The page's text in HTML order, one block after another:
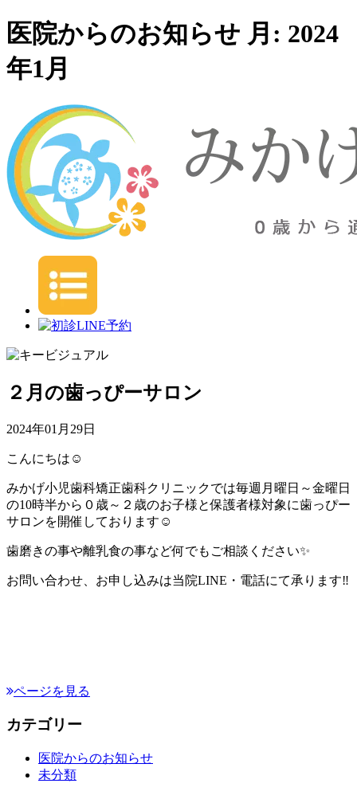
医院からのお知らせ 月: 2024
年1月
２月の歯っぴーサロン
2024年01月29日
こんにちは☺
みかげ小児歯科矯正歯科クリニックでは毎週月曜日～金曜日
の10時半から０歳～２歳のお子様と保護者様対象に歯っぴー
サロンを開催しております☺
歯磨きの事や離乳食の事など何でもご相談ください✨
お問い合わせ、お申し込みは当院LINE・電話にて承ります‼
ページを見る
カテゴリー
医院からのお知らせ
未分類